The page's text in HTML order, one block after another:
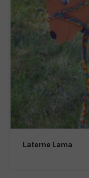
Laterne Lama